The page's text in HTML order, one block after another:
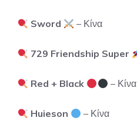
Sword – Κίνα
729 Friendship Super
Red + Black – Κίνα
Huieson – Κίνα